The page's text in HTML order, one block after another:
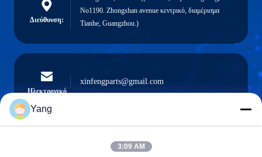
Διεύθυνση:
No1190. Zhongshan avenue κεντρικό, διαμέρισμα
Tianhe, Guangzhou.)
Ηλεκτρονικό
xinfengparts@gmail.com
0086-189-9844-3486
Yang
3:09 AM